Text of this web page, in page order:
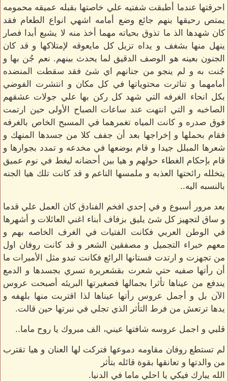
احرقتها عندما أطبقت شفتيه علي خاصتها بقبله عميقه محمومه
يمتص رحيقها بنهم جائع وضع أمامه اشهي انواع الطعام فقد
كان شهدها الذ ما تذوق بحياته مهما أخذ منه لا يشبع أبدا فصار
ينهل منها بشغف و يداه تزيل كل مايعوقه لإمتلاكها و قد كان
الجنون بعينه هو الوصف الدقيق لما يحدث بينهم. نعم جُن بها و
جُنت به و لم ينجو من جنانهم اي شئ فقد سقطت المنضده
أمامهما و تناثرت محتوياتها في كل مكان و انتشرت الفوضي
بكل انحاء الغرفه التي شهد كل ركن بها علي جولات عشقهم
الصاخبه و التي انتهت عند ساعات الصباح الأولى حين ارتمت
فوق صدره و كانت المياه تغمرهما في المسبح الخاص بالغرفه
فقام بحملها و إخراجها بعد أن جفف كلا من جسدها المنهك و
شعرها المبلل جيدا و قام بوضعها في مخدعه و تمدد بجوارها و
قام بإحكام الغطاء حولهم و هيا بين أحضانه ليغط في نوم عميق
يتخلله رائحتها العذبه و ملمسها الناعم و قد كانت تلك هيا الجنه
بالنسبه اليه..
بعد مرور أسبوع و في إحدي افخم الفنادق كان العمل علي قدما
و ساق لتجهيز كل شئ يليق بزفاف أبناء اغني العائلات و أشهرها
في الوطن العربي فكانت الفتيات في الغرف الخاصه بهم و
معهم خبراء التجميل و مصفقين الشعر و قد كانت روفان اول
من تجهزت و ارتدت فستانها الرائع فكانت تبدو مثل الأميرات ما
أن رأتها صفيه حتي شعرت بقشعريرة تسري بجسدها و الدمع
يندفع من عيناها تأثرا بجمالها فصغيرتها البريئه أصبحت عروس
الآن بل و أجمل عروس رأتها عيناها لذا اقتربت منها بلهفه و
يدها ترتعش من فرط التأثر الذي تجلي في نبرتها حين قالت.
قلبي و اجمل عروسه شافتها عيني، الف مبروك يا روح ماما..
لم تستطع روفان مقاومه دموعها فتركت لها العنان و هيا تقترب
من والدتها و تعانقها بقوة قائله بتأثر
الله يبارك فيكي يا احلي ماما في الدنيا.